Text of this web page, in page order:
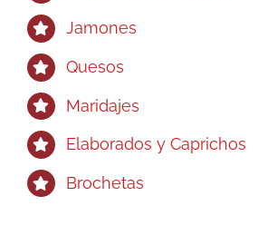
Jamones
Quesos
Maridajes
Elaborados y Caprichos
Brochetas